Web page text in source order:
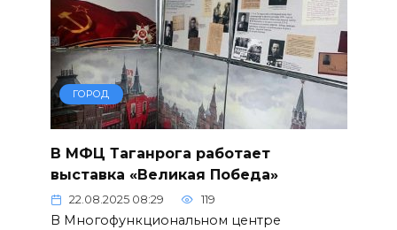
ГОРОД
В МФЦ Таганрога работает
выставка «Великая Победа»
22.08.2025 08:29 119
В Многофункциональном центре